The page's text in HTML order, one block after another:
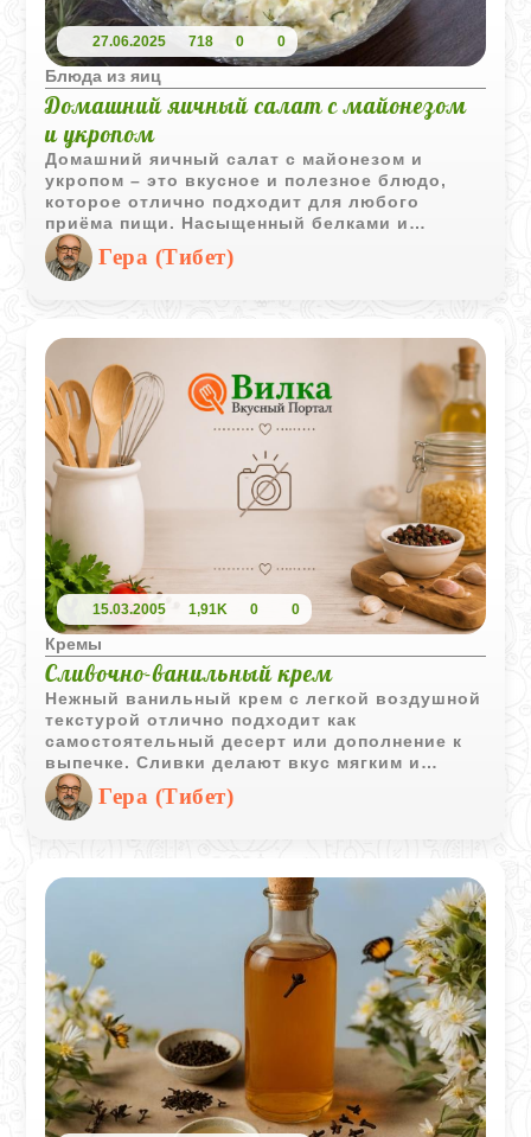
27.06.2025 718 0 0
Блюда из яиц
Домашний яичный салат с майонезом
и укропом
Домашний яичный салат с майонезом и
укропом – это вкусное и полезное блюдо,
которое отлично подходит для любого
приёма пищи. Насыщенный белками и
витаминами, он придаёт свежесть благодаря
укропу и аппетитность благодаря специям.
Этот салат можно подавать на завтрак, обед
или ужин. Он легко готовится и прекрасно
делает его универсальным и любимым
блюдом.
Гера (Тибет)
15.03.2005 1,91K 0 0
Кремы
Сливочно-ванильный крем
Нежный ванильный крем с легкой воздушной
текстурой отлично подходит как
самостоятельный десерт или дополнение к
выпечке. Сливки делают вкус мягким и
бархатистым, а ваниль придает приятный
теплый аромат.
Гера (Тибет)